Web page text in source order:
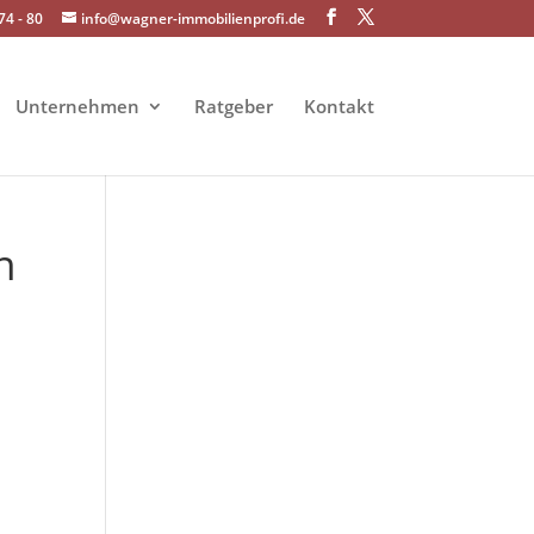
- 80 info@wagner-immobilienprofi.de
Unternehmen Ratgeber Kontakt